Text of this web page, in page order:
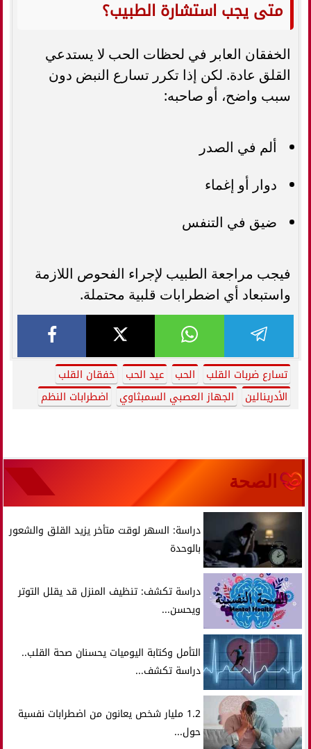
متى يجب استشارة الطبيب؟
الخفقان العابر في لحظات الحب لا يستدعي
القلق عادة. لكن إذا تكرر تسارع النبض دون
سبب واضح، أو صاحبه:
ألم في الصدر
دوار أو إغماء
ضيق في التنفس
فيجب مراجعة الطبيب لإجراء الفحوص اللازمة
واستبعاد أي اضطرابات قلبية محتملة.
تسارع ضربات القلب الحب عيد الحب
خفقان القلب
الأدرينالين
الجهاز العصبي السمبثاوي اضطرابات النظم
الصحة
دراسة: السهر لوقت متأخر يزيد القلق والشعور
بالوحدة
دراسة تكشف: تنظيف المنزل قد يقلل التوتر
ويحسن...
التأمل وكتابة اليوميات يحسنان صحة القلب..
دراسة تكشف...
1.2 مليار شخص يعانون من اضطرابات نفسية
حول...